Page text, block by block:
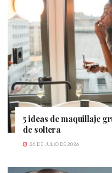
5 ideas de maquillaje
de soltera
26 DE JULIO DE 2026